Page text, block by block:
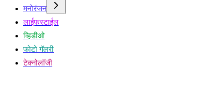
मनोरंजन
लाईफस्टाईल
व्हिडीओ
फोटो गॅलरी
टेक्नोलॉजी